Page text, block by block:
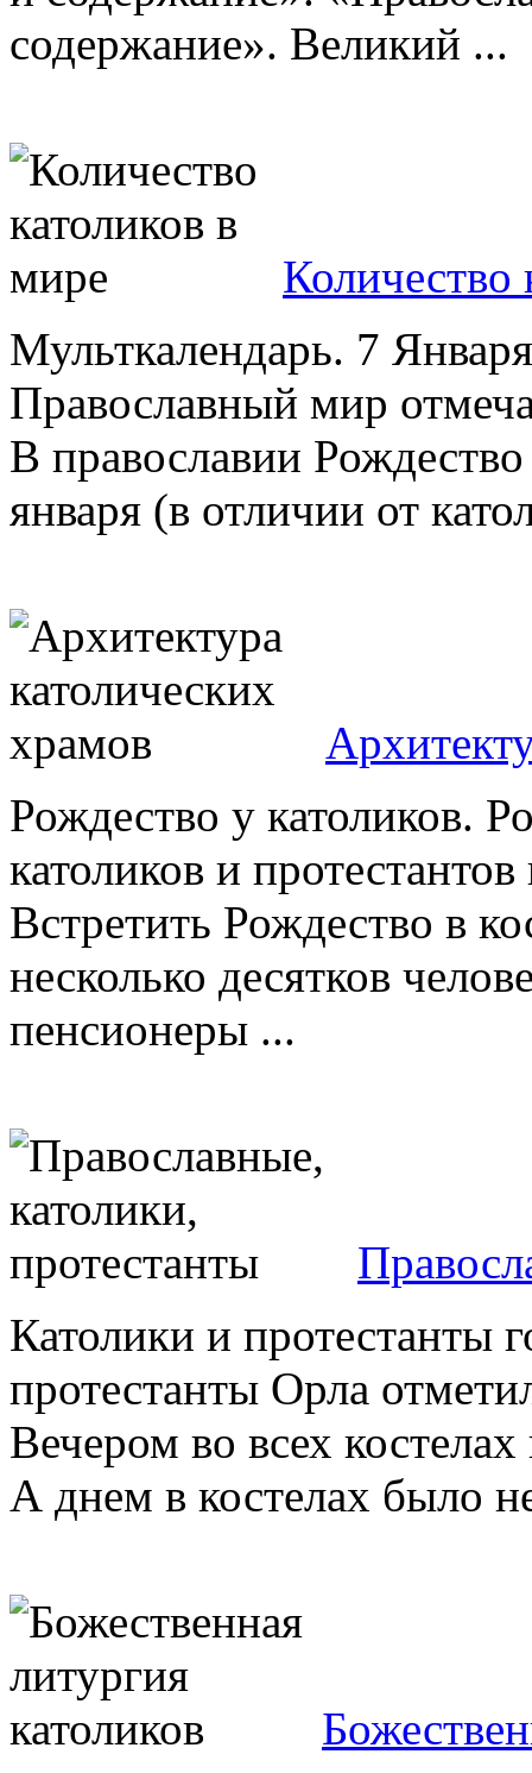
содержание». Великий ...
Количество
Мульткалендарь. 7
Православный мир
В православии
января (в отличии от
Рождество у католиков.
католиков и
Встретить Рождество в
несколько десятков
пенсионеры ...
Католики и протестанты
протестанты Орла
Вечером во всех
А днем в костелах было